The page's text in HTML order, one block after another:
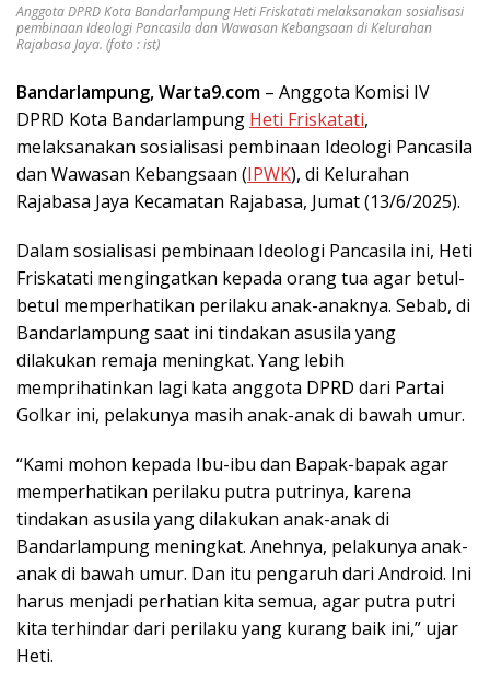
Anggota DPRD Kota Bandarlampung Heti Friskatati melaksanakan sosialisasi
pembinaan Ideologi Pancasila dan Wawasan Kebangsaan di Kelurahan
Rajabasa Jaya. (foto : ist)
Bandarlampung, Warta9.com – Anggota Komisi IV
DPRD Kota Bandarlampung Heti Friskatati,
melaksanakan sosialisasi pembinaan Ideologi Pancasila
dan Wawasan Kebangsaan (IPWK), di Kelurahan
Rajabasa Jaya Kecamatan Rajabasa, Jumat (13/6/2025).
Dalam sosialisasi pembinaan Ideologi Pancasila ini, Heti
Friskatati mengingatkan kepada orang tua agar betul-
betul memperhatikan perilaku anak-anaknya. Sebab, di
Bandarlampung saat ini tindakan asusila yang
dilakukan remaja meningkat. Yang lebih
memprihatinkan lagi kata anggota DPRD dari Partai
Golkar ini, pelakunya masih anak-anak di bawah umur.
“Kami mohon kepada Ibu-ibu dan Bapak-bapak agar
memperhatikan perilaku putra putrinya, karena
tindakan asusila yang dilakukan anak-anak di
Bandarlampung meningkat. Anehnya, pelakunya anak-
anak di bawah umur. Dan itu pengaruh dari Android. Ini
harus menjadi perhatian kita semua, agar putra putri
kita terhindar dari perilaku yang kurang baik ini,” ujar
Heti.